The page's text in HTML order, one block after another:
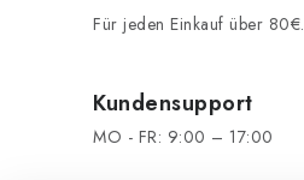
Für jeden Einkauf über 80€.
Kundensupport
MO - FR: 9:00 – 17:00